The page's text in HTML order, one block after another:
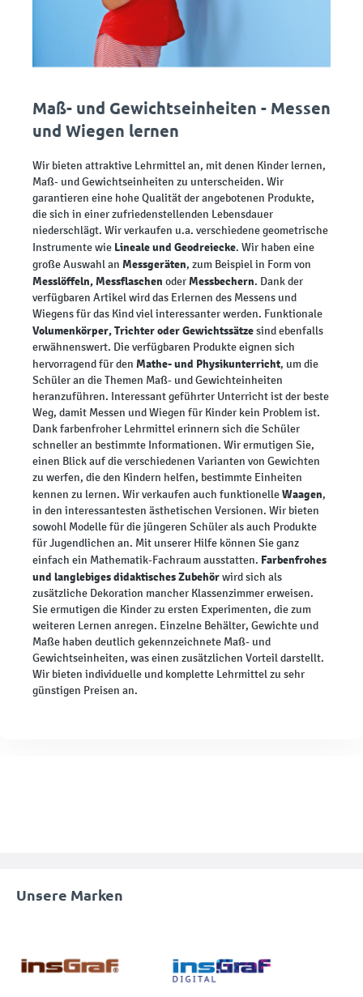
Maß- und Gewichtseinheiten - Messen
und Wiegen lernen
Wir bieten attraktive Lehrmittel an, mit denen Kinder lernen,
Maß- und Gewichtseinheiten zu unterscheiden. Wir
garantieren eine hohe Qualität der angebotenen Produkte,
die sich in einer zufriedenstellenden Lebensdauer
niederschlägt. Wir verkaufen u.a. verschiedene geometrische
Instrumente wie Lineale und Geodreiecke. Wir haben eine
große Auswahl an Messgeräten, zum Beispiel in Form von
Messlöffeln, Messflaschen oderMessbechern. Dank der
verfügbaren Artikel wird das Erlernen des Messens und
Wiegens für das Kind viel interessanter werden. Funktionale
Volumenkörper, Trichter oder Gewichtssätzesind ebenfalls
erwähnenswert. Die verfügbaren Produkte eignen sich
hervorragend für den Mathe- und Physikunterricht, um die
Schüler an die Themen Maß- und Gewichteinheiten
heranzuführen. Interessant geführter Unterricht ist der beste
Weg, damit Messen und Wiegen für Kinder kein Problem ist.
Dank farbenfroher Lehrmittel erinnern sich die Schüler
schneller an bestimmte Informationen. Wir ermutigen Sie,
einen Blick auf die verschiedenen Varianten von Gewichten
zu werfen, die den Kindern helfen, bestimmte Einheiten
kennen zu lernen. Wir verkaufen auch funktionelleWaagen,
in den interessantesten ästhetischen Versionen. Wir bieten
sowohl Modelle für die jüngeren Schüler als auch Produkte
für Jugendlichen an. Mit unserer Hilfe können Sie ganz
einfach ein Mathematik-Fachraum ausstatten. Farbenfrohes
und langlebiges didaktisches Zubehörwird sich als
zusätzliche Dekoration mancher Klassenzimmer erweisen.
Sie ermutigen die Kinder zu ersten Experimenten, die zum
weiteren Lernen anregen. Einzelne Behälter, Gewichte und
Maße haben deutlich gekennzeichnete Maß- und
Gewichtseinheiten, was einen zusätzlichen Vorteil darstellt.
Wir bieten individuelle und komplette Lehrmittel zu sehr
günstigen Preisen an.
Unsere Marken